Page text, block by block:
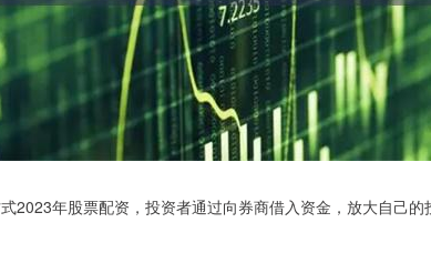
2023年股票配资，投资者通过向券商借入资金，放大自己的